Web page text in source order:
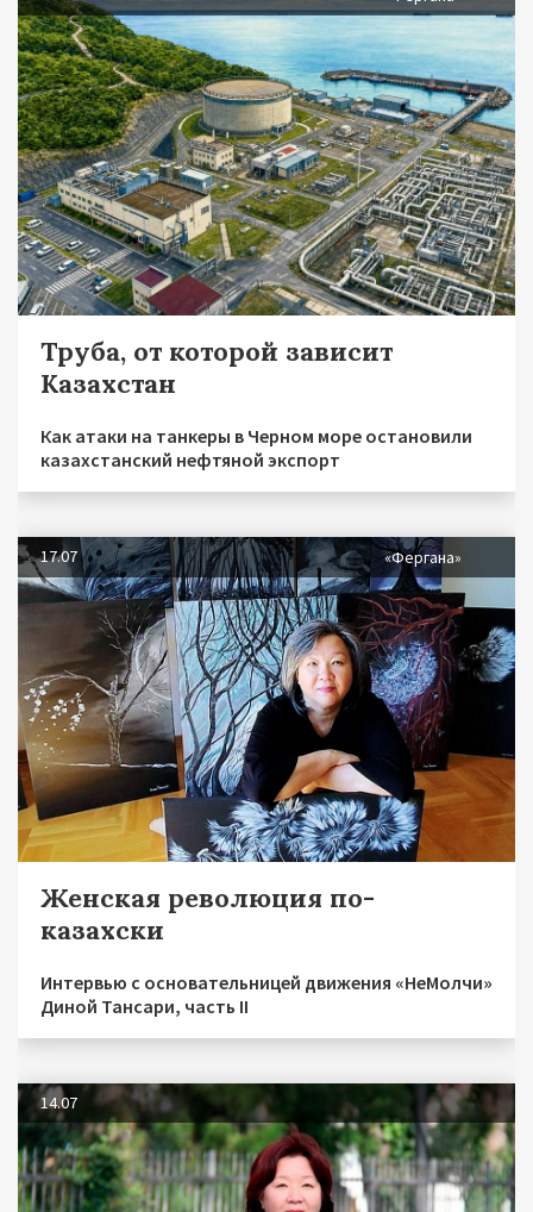
Труба, от которой зависит
Казахстан
Как атаки на танкеры в Черном море остановили
казахстанский нефтяной экспорт
17.07 «Фергана»
Женская революция по-
казахски
Интервью с основательницей движения «НеМолчи»
Диной Тансари, часть II
14.07